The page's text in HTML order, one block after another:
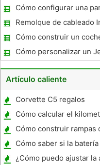
instalación
Cómo configurar una
Remolque de cableado
arnés un Toyota RAV4
Cómo construir un
Cómo personalizar un
Cherokee
Artículo caliente
Corvette C5 regalos
Cómo calcular el
Cómo construir rampas
Cómo saber si la
Dead
¿Cómo puedo ajustar